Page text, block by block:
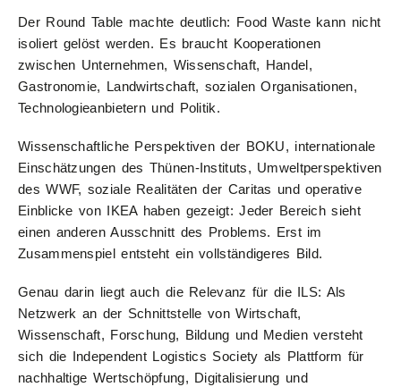
Der Round Table machte deutlich: Food Waste kann nicht
isoliert gelöst werden. Es braucht Kooperationen
zwischen Unternehmen, Wissenschaft, Handel,
Gastronomie, Landwirtschaft, sozialen Organisationen,
Technologieanbietern und Politik.
Wissenschaftliche Perspektiven der BOKU, internationale
Einschätzungen des Thünen-Instituts, Umweltperspektiven
des WWF, soziale Realitäten der Caritas und operative
Einblicke von IKEA haben gezeigt: Jeder Bereich sieht
einen anderen Ausschnitt des Problems. Erst im
Zusammenspiel entsteht ein vollständigeres Bild.
Genau darin liegt auch die Relevanz für die ILS: Als
Netzwerk an der Schnittstelle von Wirtschaft,
Wissenschaft, Forschung, Bildung und Medien versteht
sich die Independent Logistics Society als Plattform für
nachhaltige Wertschöpfung, Digitalisierung und